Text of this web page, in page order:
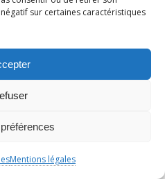
sur certaines caractéristiques
Mentions légales